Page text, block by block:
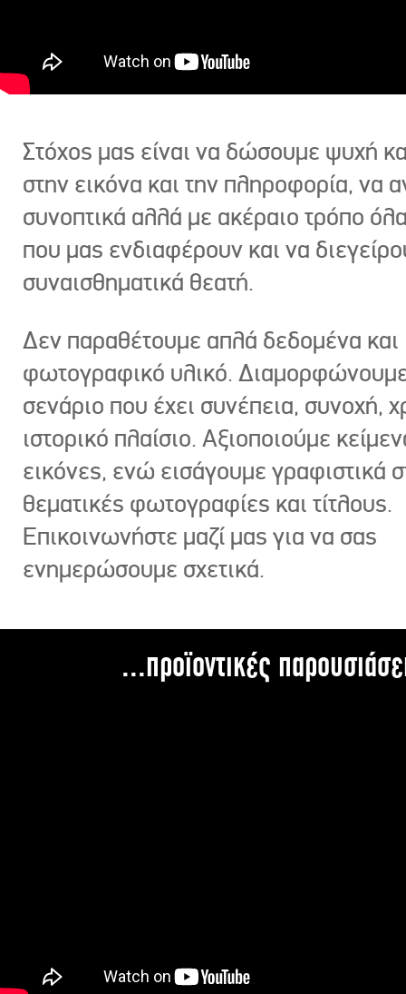
Στόχος μας είναι να δώσουμε ψυχή
στην εικόνα και την πληροφορία, να
συνοπτικά αλλά με ακέραιο τρόπο
που μας ενδιαφέρουν και να
συναισθηματικά θεατή.
Δεν παραθέτουμε απλά δεδομένα και
φωτογραφικό υλικό.
σενάριο που έχει συνέπεια, συνοχή,
ιστορικό πλαίσιο. Αξιοποιούμε
εικόνες, ενώ εισάγουμε γραφιστικά
θεματικές φωτογραφίες και τίτλους.
Επικοινωνήστε μαζί μας για να σας
ενημερώσουμε σχετικά.
...προϊοντικές